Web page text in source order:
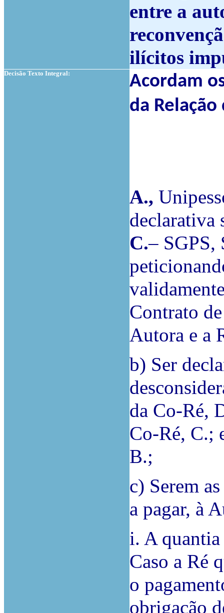
entre a
ilícitos
Decisão Texto Integral:
Acordam
da
A.,
declarativa
C.– SGPS,
Contrato
Autora e a
b) Ser
da Co-Ré,
Co-Ré, C.;
B.;
c) Serem
a pagar, à
i. A
Caso a Ré
o
obrigação